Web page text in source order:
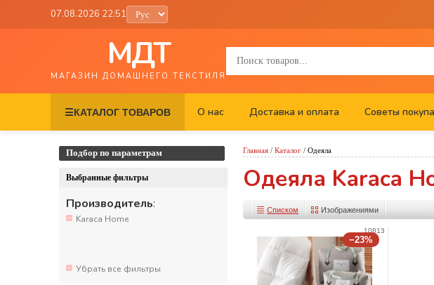
07.08.2026 22:51
МДТ
МАГАЗИН ДОМАШНЕГО ТЕКСТИЛЯ
☰КАТАЛОГ ТОВАРОВ О нас Доставка и оплата Советы
Подбор по параметрам
Выбранные фильтры
Производитель:
Karaca Home
Убрать все фильтры
Главная / Каталог / Одеяла
Одеяла Karaca
Списком Изображениями
−23%
10813